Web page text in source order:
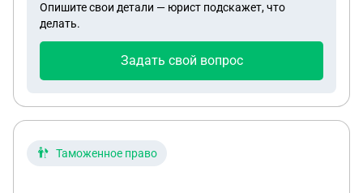
Опишите свои детали — юрист подскажет, что
делать.
Задать свой вопрос
Таможенное право